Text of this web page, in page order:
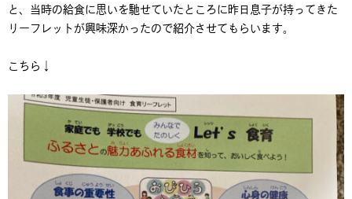
と、当時の給食に思いを馳せていたところに昨日息子が持ってきた
リーフレットが興味深かったので紹介させてもらいます。
こちら↓